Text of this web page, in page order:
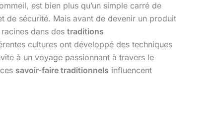
est bien plus qu’un simple carré de
de sécurité. Mais avant de devenir un produit
dans des traditions
cultures ont développé des techniques
à un voyage passionnant à travers le
savoir-faire traditionnels influencent